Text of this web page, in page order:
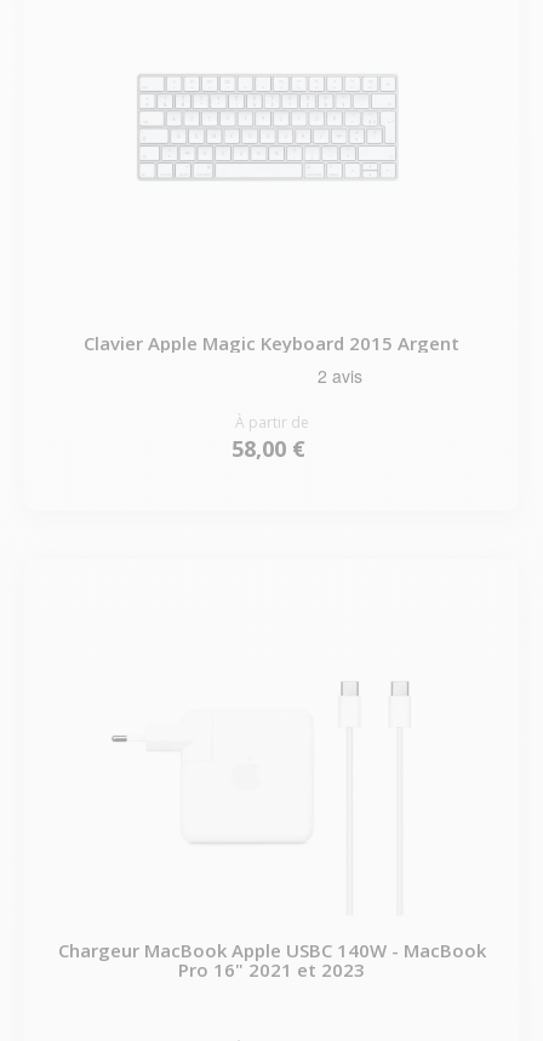
Clavier Apple Magic Keyboard 2015 Argent
À partir de
58,00 €
Chargeur MacBook Apple USBC 140W - MacBook
Pro 16" 2021 et 2023